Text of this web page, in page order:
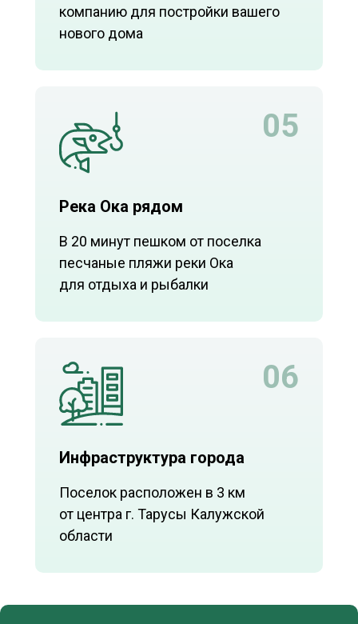
компанию для постройки вашего
нового дома
05
В 20 минут пешком от поселка
песчаные пляжи реки Ока
для отдыха и рыбалки
Река Ока рядом
06
Поселок расположен в 3 км
от центра г. Тарусы Калужской
области
Инфраструктура города